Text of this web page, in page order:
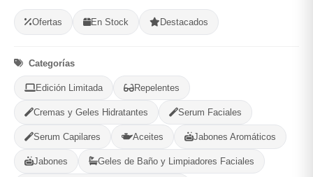
Ofertas En Stock Destacados
Categorías
Edición Limitada Repelentes
Cremas y Geles Hidratantes Serum Faciales
Serum Capilares Aceites Jabones Aromáticos
Jabones Geles de Baño y Limpiadores Faciales
PROVINCIA
- + Comprar!